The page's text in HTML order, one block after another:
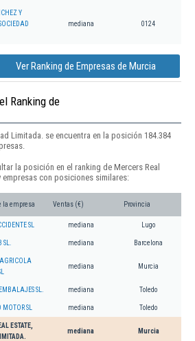
Y
mediana 0124
Ver Ranking de Empresas de Murcia
Ranking de
Limitada. se encuentra en la posición 184.384
la posición en el ranking de Mercers Real
con posiciones similares:
la empresa Ventas (€) Provincia
SL mediana Lugo
mediana Barcelona
mediana Murcia
SL. mediana Toledo
SL mediana Toledo
ESTATE,
mediana Murcia